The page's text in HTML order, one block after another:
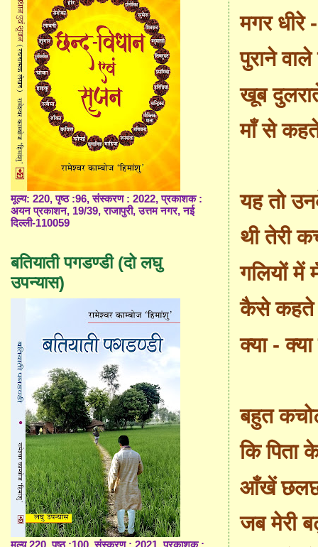
मगर धीरे
पुराने
खूब
माँ से कहते
यह तो
थी तेरी
गलियों में
कैसे कहते
क्या -
बहुत
कि पिता
आँखें
जब मेरी
मूल्य: 220, पृष्ठ :96, संस्करण : 2022, प्रकाशक :
अयन प्रकाशन, 19/39, राजापुरी, उत्तम नगर, नई
दिल्ली-110059
बतियाती पगडण्डी (दो लघु
उपन्यास)